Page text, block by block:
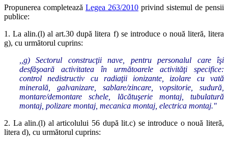
Propunerea completează Legea 263/2010 privind sistemul de pensii
publice:
1. La alin.(l) al art.30 după litera f) se introduce o nouă literă, litera
g), cu următorul cuprins:
,,g) Sectorul construcţii nave, pentru personalul care îşi
desfăşoară activitatea în următoarele activităţi specifice:
control nedistructiv cu radiaţii ionizante, izolare cu vată
minerală, galvanizare, sablare/zincare, vopsitorie, sudură,
montare/demontare schele, lăcătuşerie montaj, tubulatură
montaj, polizare montaj, mecanica montaj, electrica montaj."
2. La alin.(l) al articolului 56 după lit.c) se introduce o nouă literă,
litera d), cu următorul cuprins: